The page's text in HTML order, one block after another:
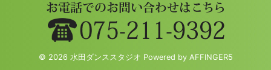
© 2026 水田ダンススタジオ Powered by AFFINGER5